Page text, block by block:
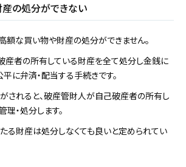
の処分ができない
額な買い物や財産の処分ができません。
産者の所有している財産を全て処分し金銭に
に弁済・配当する手続きです。
されると、破産管財人が自己破産者の所有し
・処分します。
る財産は処分しなくても良いと定められてい